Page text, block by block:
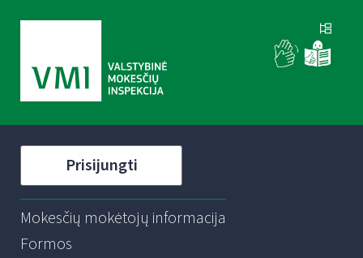
Prisijungti
Mokesčių mokėtojų informacija
Formos